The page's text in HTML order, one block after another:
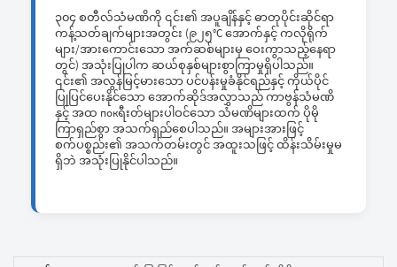
၃၀၄ စတီလ်သံမဏိကို ၎င်း၏ အပူချိန်နှင့် ဓာတုပိုင်းဆိုင်ရာ
ကန့်သတ်ချက်များအတွင်း (၉၂၅°C အောက်နှင့် ကလိုရိုက်
များ/အားကောင်းသော အက်ဆစ်များမှ ဝေးကွာသည့်နေရာ
တွင်) အသုံးပြုပါက ဆယ်စုနှစ်များစွာကြာမှုရှိပါသည်။
၎င်း၏ အလွန်မြင့်မားသော ပင်ပန်းမှုခံနိုင်ရည်နှင့် ကိုယ်ပိုင်
ပြုပြင်ပေးနိုင်သော အောက်ဆိုဒ်အလွှာသည် ကာဗွန်သံမဏိ
နှင့် အထ покရီးတ်များပါဝင်သော သံမဏိများထက် ပိုမို
ကြာရှည်စွာ အသက်ရှည်စေပါသည်။ အများအားဖြင့်
စက်ပစ္စည်း၏ အသက်တမ်းတွင် အထူးသဖြင့် ထိန်းသိမ်းမှုမ
ရှိဘဲ အသုံးပြုနိုင်ပါသည်။